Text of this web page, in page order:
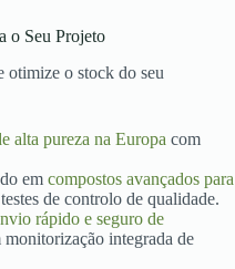
o Seu Projeto
otimize o stock do seu
alta pureza na Europa com
em compostos avançados para
de controlo de qualidade.
rápido e seguro de
monitorização integrada de